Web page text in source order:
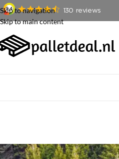
Skip to navigation
Skip to main content